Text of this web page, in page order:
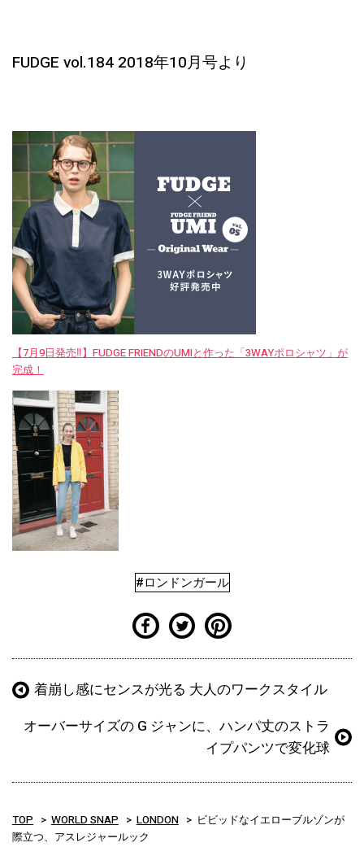
FUDGE vol.184 2018年10月号より
【7月9日発売‼︎】FUDGE FRIENDのUMIと作った「3WAYポロシャツ」が
完成！
#ロンドンガール
着崩し感にセンスが光る 大人のワークスタイル
オーバーサイズの G ジャンに、ハンパ丈のストラ
イプパンツで変化球
TOP WORLD SNAP LONDON
ビビッドなイエローブルゾンが
際立つ、アスレジャールック